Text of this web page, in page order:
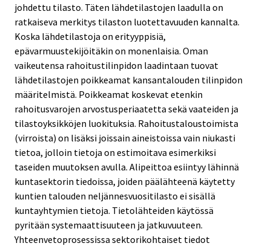
johdettu tilasto. Täten lähdetilastojen laadulla on
ratkaiseva merkitys tilaston luotettavuuden kannalta.
Koska lähdetilastoja on erityyppisiä,
epävarmuustekijöitäkin on monenlaisia. Oman
vaikeutensa rahoitustilinpidon laadintaan tuovat
lähdetilastojen poikkeamat kansantalouden tilinpidon
määritelmistä. Poikkeamat koskevat etenkin
rahoitusvarojen arvostusperiaatetta sekä vaateiden ja
tilastoyksikköjen luokituksia. Rahoitustaloustoimista
(virroista) on lisäksi joissain aineistoissa vain niukasti
tietoa, jolloin tietoja on estimoitava esimerkiksi
taseiden muutoksen avulla. Alipeittoa esiintyy lähinnä
kuntasektorin tiedoissa, joiden päälähteenä käytetty
kuntien talouden neljännesvuositilasto ei sisällä
kuntayhtymien tietoja. Tietolähteiden käytössä
pyritään systemaattisuuteen ja jatkuvuuteen.
Yhteenvetoprosessissa sektorikohtaiset tiedot